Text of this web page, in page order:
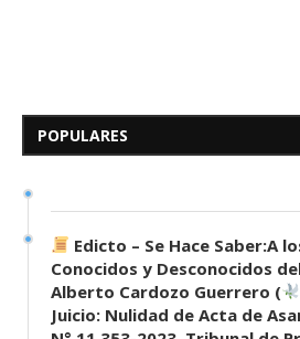
POPULARESDesconocidos del...
Edicto – Se Hace Saber:A
Conocidos y Desconocidos
Alberto Cardozo Guerrero (
Juicio: Nulidad de Acta de